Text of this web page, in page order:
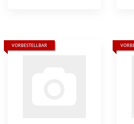
VORBESTELLBAR